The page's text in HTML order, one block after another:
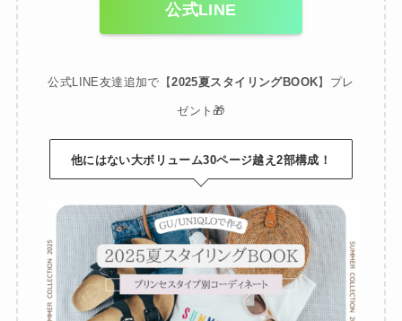
公式LINE
公式LINE友達追加で【2025夏スタイリングBOOK】プレ
ゼント🎁
他にはない大ボリューム30ページ越え2部構成！